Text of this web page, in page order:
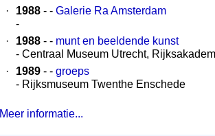
·
1988 - - Galerie Ra Amsterdam
-
·
1988 - - munt en beeldende kunst
- Centraal Museum Utrecht,
·
1989 - - groeps
- Rijksmuseum Twenthe Enschede
Meer informatie...